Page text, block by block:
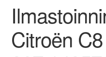
Valitukset
Citroën